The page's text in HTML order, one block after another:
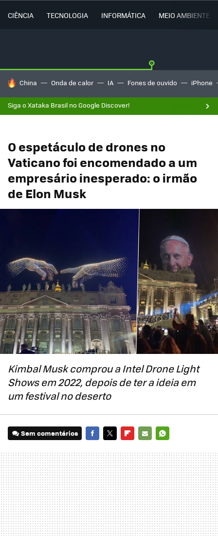
CIÊNCIA TECNOLOGIA INFORMÁTICA MEIO AMBIENTE
TENDÊNCIAS DO DIA
China Onda de calor IA Fones de ouvido iPhone
Siga o Xataka Brasil no Google Discover!
O espetáculo de drones no
Vaticano foi encomendado a um
empresário inesperado: o irmão
de Elon Musk
Kimbal Musk comprou a Intel Drone Light
Shows em 2022, depois de ter a ideia em
um festival no deserto
Sem comentários
MAIL